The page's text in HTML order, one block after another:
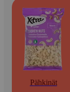
Pähkinät